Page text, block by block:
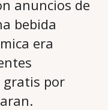
anuncios de
bebida
era
gratis por